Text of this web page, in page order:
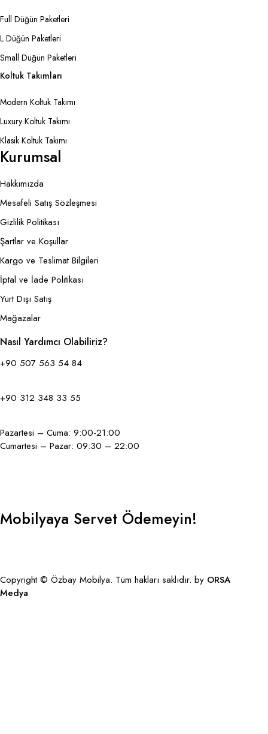
Full Düğün Paketleri
L Düğün Paketleri
Small Düğün Paketleri
Koltuk Takımları
Modern Koltuk Takımı
Luxury Koltuk Takımı
Klasik Koltuk Takımı
Kurumsal
Hakkımızda
Mesafeli Satış Sözleşmesi
Gizlilik Politikası
Şartlar ve Koşullar
Kargo ve Teslimat Bilgileri
İptal ve İade Politikası
Yurt Dışı Satış
Mağazalar
Nasıl Yardımcı Olabiliriz?
+90 507 563 54 84
+90 312 348 33 55
Pazartesi – Cuma: 9:00-21:00
Cumartesi – Pazar: 09:30 – 22:00
Mobilyaya Servet Ödemeyin!
Copyright © Özbay Mobilya. Tüm hakları saklıdır. by ORSA
Medya